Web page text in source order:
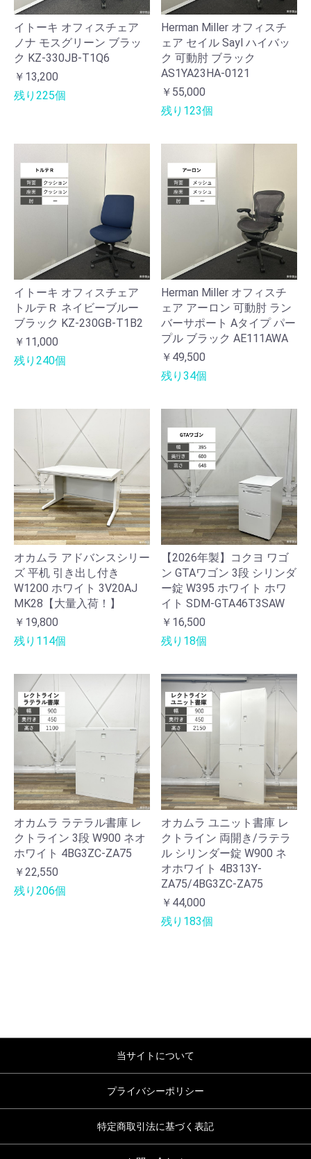
イトーキ オフィスチェア
ノナ モスグリーン ブラッ
ク KZ-330JB-T1Q6
￥13,200
残り225個
Herman Miller オフィスチ
ェア セイル Sayl ハイバッ
ク 可動肘 ブラック
AS1YA23HA-0121
￥55,000
残り123個
イトーキ オフィスチェア
トルテＲ ネイビーブルー
ブラック KZ-230GB-T1B2
￥11,000
残り240個
Herman Miller オフィスチ
ェア アーロン 可動肘 ラン
バーサポート Aタイプ パー
プル ブラック AE111AWA
￥49,500
残り34個
オカムラ アドバンスシリー
ズ 平机 引き出し付き
W1200 ホワイト 3V20AJ
MK28【大量入荷！】
￥19,800
残り114個
【2026年製】コクヨ ワゴ
ン GTAワゴン 3段 シリンダ
ー錠 W395 ホワイト ホワ
イト SDM-GTA46T3SAW
￥16,500
残り18個
オカムラ ラテラル書庫 レ
クトライン 3段 W900 ネオ
ホワイト 4BG3ZC-ZA75
￥22,550
残り206個
オカムラ ユニット書庫 レ
クトライン 両開き/ラテラ
ル シリンダー錠 W900 ネ
オホワイト 4B313Y-
ZA75/4BG3ZC-ZA75
￥44,000
残り183個
当サイトについて
プライバシーポリシー
特定商取引法に基づく表記